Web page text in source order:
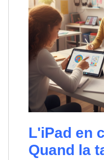
L'iPad en
Quand la